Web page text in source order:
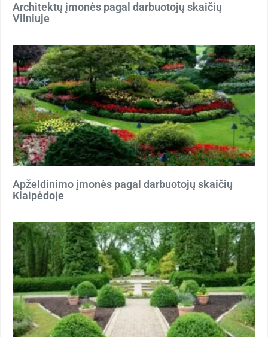
Architektų įmonės pagal darbuotojų skaičių
Vilniuje
Apželdinimo įmonės pagal darbuotojų skaičių
Klaipėdoje